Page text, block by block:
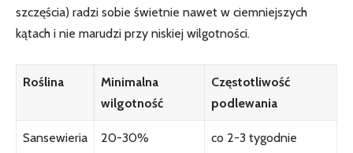
szczęścia) radzi sobie świetnie⁤ nawet w ciemniejszych
kątach i nie marudzi przy niskiej wilgotności.
Roślina
Minimalna
wilgotność
Częstotliwość
podlewania
Sansewieria 20-30% co‌ 2-3 ⁤tygodnie